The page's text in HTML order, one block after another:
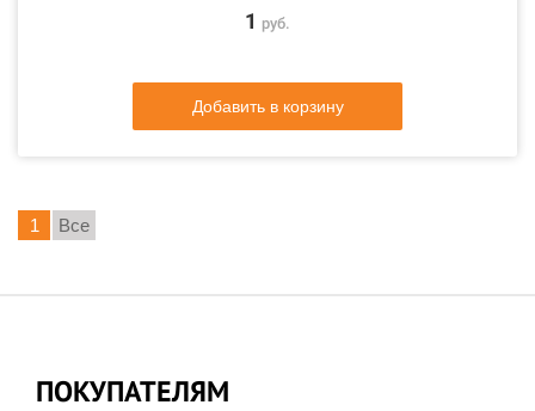
1 руб.
Добавить в корзину
1 Все
ПОКУПАТЕЛЯМ